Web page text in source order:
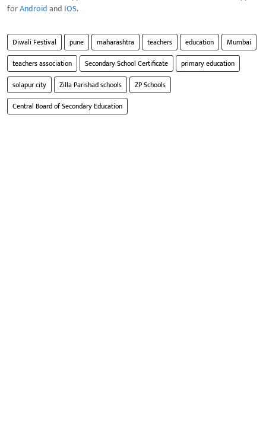
forAndroidand IOS.
Diwali Festival pune maharashtra teachers education
Mumbai
teachers association
Secondary School Certificate
primary education
solapur city
Zilla Parishad schools
ZP Schools
Central Board of Secondary Education